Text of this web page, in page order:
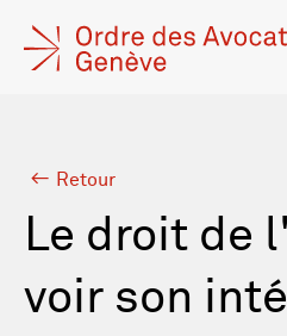
Retour
Le droit de
voir son